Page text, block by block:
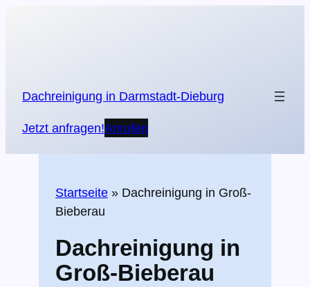
Dachreinigung in Darmstadt-Dieburg
Jetzt anfragen!Anrufen
Startseite » Dachreinigung in Groß-
Bieberau
Dachreinigung in
Groß-Bieberau